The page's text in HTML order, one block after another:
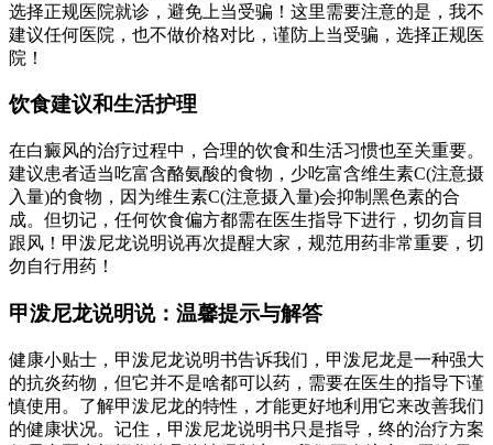
选择正规医院就诊，避免上当受骗！这里需要注意的是，我不
建议任何医院，也不做价格对比，谨防上当受骗，选择正规医
院！
饮食建议和生活护理
在白癜风的治疗过程中，合理的饮食和生活习惯也至关重要。
建议患者适当吃富含酪氨酸的食物，少吃富含维生素C(注意摄
入量)的食物，因为维生素C(注意摄入量)会抑制黑色素的合
成。但切记，任何饮食偏方都需在医生指导下进行，切勿盲目
跟风！甲泼尼龙说明说再次提醒大家，规范用药非常重要，切
勿自行用药！
甲泼尼龙说明说：温馨提示与解答
健康小贴士，甲泼尼龙说明书告诉我们，甲泼尼龙是一种强大
的抗炎药物，但它并不是啥都可以药，需要在医生的指导下谨
慎使用。了解甲泼尼龙的特性，才能更好地利用它来改善我们
的健康状况。记住，甲泼尼龙说明书只是指导，终的治疗方案